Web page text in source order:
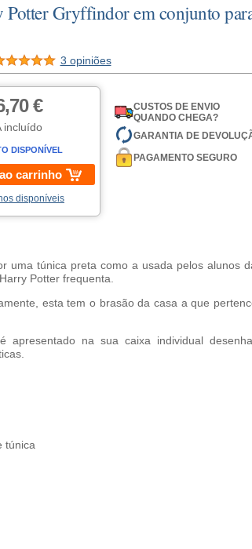
Potter Gryffindor em conjunto
3 opiniões
€
incluído
DISPONÍVEL
carrinho
disponíveis
CUSTOS DE ENVIO
QUANDO CHEGA?
GARANTIA DE
PAGAMENTO SEGURO
uma túnica preta como a usada pelos alunos
Potter frequenta.
esta tem o brasão da casa a que
apresentado na sua caixa individual
túnica